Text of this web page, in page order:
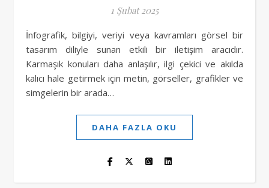
1 Şubat 2025
İnfografik, bilgiyi, veriyi veya kavramları görsel bir
tasarım diliyle sunan etkili bir iletişim aracıdır.
Karmaşık konuları daha anlaşılır, ilgi çekici ve akılda
kalıcı hale getirmek için metin, görseller, grafikler ve
simgelerin bir arada…
DAHA FAZLA OKU